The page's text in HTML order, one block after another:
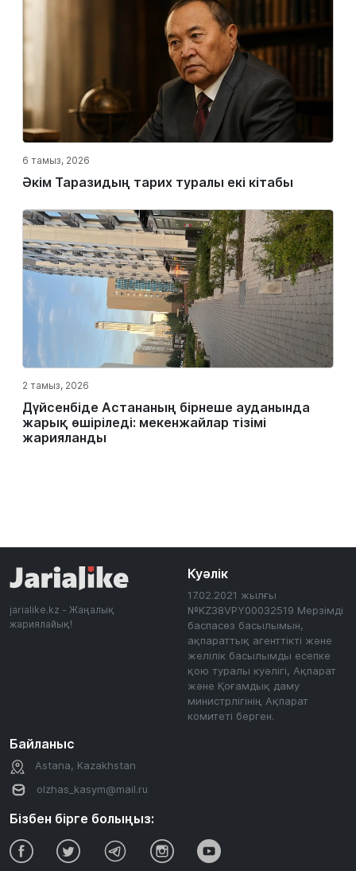
6 тамыз, 2026
Әкім Таразидың тарих туралы екі кітабы
2 тамыз, 2026
Дүйсенбіде Астананың бірнеше ауданында
жарық өшіріледі: мекенжайлар тізімі
жарияланды
jarialike.kz - Жаңалық
жариялайық!
Куәлік
17.02.2021 жылғы
№KZ38VPY00032519 Мерзімді
баспасөз басылымын,
ақпараттық агенттікті және
желілік басылымды есепке
қою туралы куәлігі, Ақпарат
және Қоғамдық даму
министрлігінің Ақпарат
комитеті берген.
Байланыс
Astana, Kazakhstan
olzhas_kasym@mail.ru
Бізбен бірге болыңыз: